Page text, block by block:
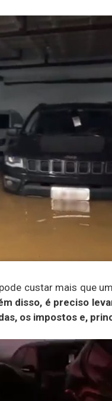
custar mais que
disso, é preciso
os impostos e,